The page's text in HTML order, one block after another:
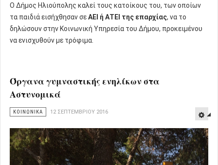
Ο Δήμος Ηλιούπολης καλεί τους κατοίκους του, των οποίων
τα παιδιά εισήχθησαν σεΑΕΙ ή ΑΤΕΙ της επαρχίας, να το
δηλώσουν στην Κοινωνική Υπηρεσία του Δήμου, προκειμένου
να ενισχυθούν με τρόφιμα.
Όργανα γυμναστικής ενηλίκων στα
Αστυνομικά
ΚΟΙΝΩΝΙΚΑ 12 ΣΕΠΤΕΜΒΡΊΟΥ 2016